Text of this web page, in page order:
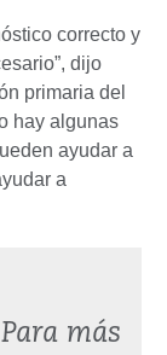
correcto y
dijo
primaria del
hay algunas
ayudar a
a
Para más